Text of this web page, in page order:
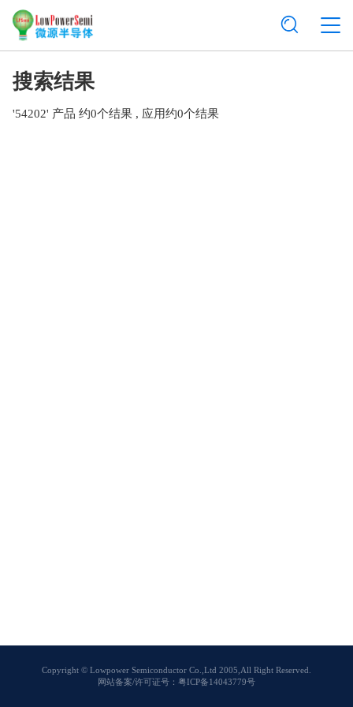
搜索结果
'54202' 产品 约0个结果 , 应用约0个结果
Copyright © Lowpower Semiconductor Co.,Ltd 2005,All Right Reserved.
网站备案/许可证号：粤ICP备14043779号